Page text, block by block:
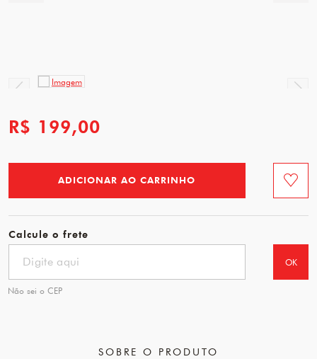
R$ 199,00
ADICIONAR AO CARRINHO
Calcule o frete
OK
Não sei o CEP
SOBRE O PRODUTO